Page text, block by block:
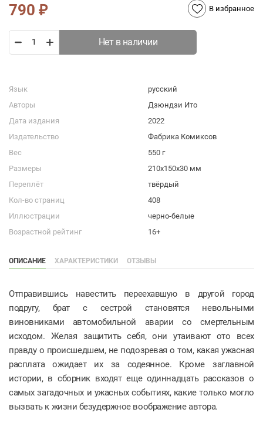
790 ₽ В избранное
Нет в наличии
Язык
русский
Авторы
Дзюндзи Ито
Дата издания
2022
Издательство
Фабрика Комиксов
Вес
550 г
Размеры
210x150x30 мм
Переплёт
твёрдый
Кол-во страниц
408
Иллюстрации
черно-белые
Возрастной рейтинг
16+
ОПИСАНИЕ ХАРАКТЕРИСТИКИ ОТЗЫВЫ
Отправившись навестить переехавшую в другой город
подругу, брат с сестрой становятся невольными
виновниками автомобильной аварии со смертельным
исходом. Желая защитить себя, они утаивают ото всех
правду о происшедшем, не подозревая о том, какая ужасная
расплата ожидает их за содеянное. Кроме заглавной
истории, в сборник входят еще одиннадцать рассказов о
самых загадочных и ужасных событиях, какие только могло
вызвать к жизни безудержное воображение автора.